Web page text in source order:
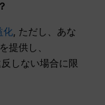
化, ただし、あな
提供し、
しない場合に限